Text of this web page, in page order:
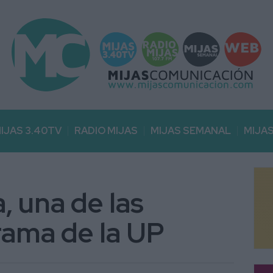
3.40TV RADIO MIJAS MIJAS SEMANAL
una de las
de la UP